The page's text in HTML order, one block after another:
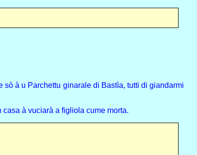
à u Parchettu ginarale di Bastìa, tutti di giandarmi
à vuciarà a figliola cume morta.